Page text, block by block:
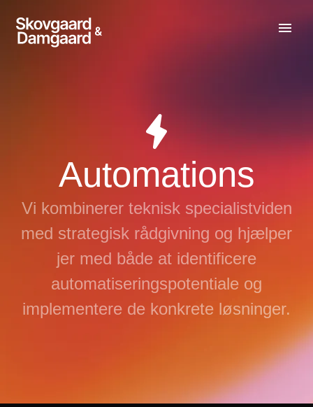
Automations
Vi kombinerer teknisk specialistviden
med strategisk rådgivning og hjælper
jer med både at identificere
automatiseringspotentiale og
implementere de konkrete løsninger.